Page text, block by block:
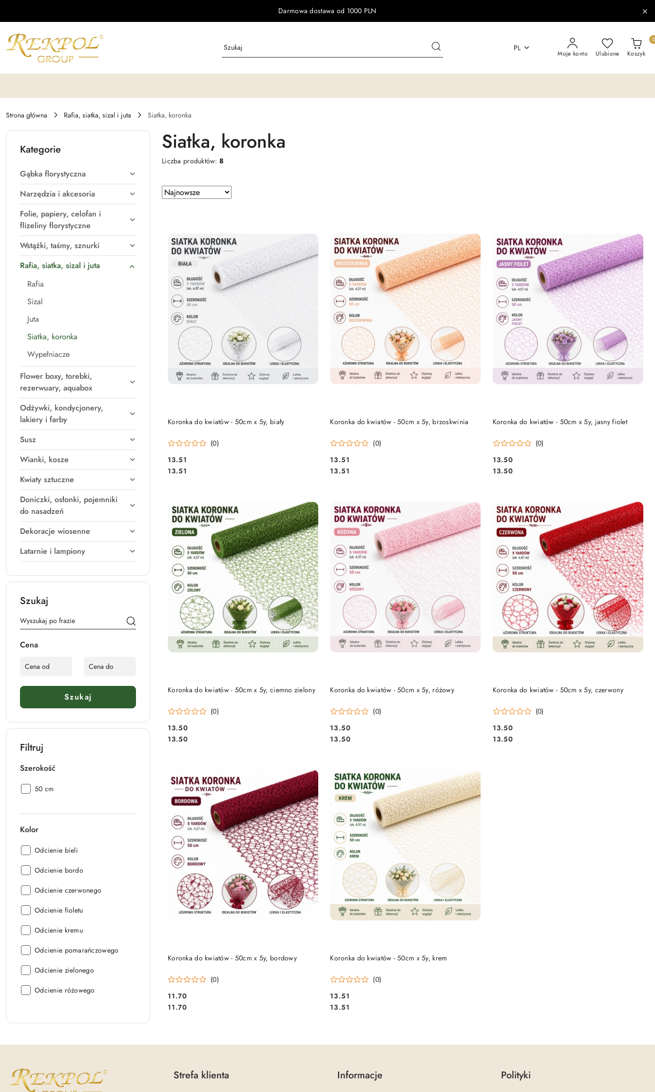
Darmowa dostawa od 1000 PLN
PL
Moje konto Ulubione Koszyk
0
Strona główna Rafia, siatka, sizal i juta Siatka, koronka
Kategorie
Gąbka florystyczna
Narzędzia i akcesoria
Folie, papiery, celofan i
flizeliny florystyczne
Wstążki, taśmy, sznurki
Rafia, siatka, sizal i juta
Rafia
Sizal
Juta
Siatka, koronka
Wypełniacze
Flower boxy, torebki,
rezerwuary, aquabox
Odżywki, kondycjonery,
lakiery i farby
Susz
Wianki, kosze
Kwiaty sztuczne
Doniczki, osłonki, pojemniki
do nasadzeń
Dekoracje wiosenne
Latarnie i lampiony
Szukaj
Cena
Szukaj
Filtruj
Szerokość
Szerokość:
50 cm
Kolor
Kolor:
Odcienie bieli
Kolor:
Odcienie bordo
Kolor:
Odcienie czerwonego
Kolor:
Odcienie fioletu
Kolor:
Odcienie kremu
Kolor:
Odcienie pomarańczowego
Kolor:
Odcienie zielonego
Kolor:
Odcienie różowego
Siatka, koronka
Liczba produktów:8
Zastosowano
sortowanie:
Sortuj
według
Koronka do kwiatów - 50cm x 5y, biały
(0)
Cena:
13.51
Cena:
13.51
DO KOSZYKA Koronka do kwiatów - 50cm x 5y, brzoskwinia
(0)
Cena:
13.51
Cena:
13.51
DO KOSZYKA Koronka do kwiatów - 50cm x 5y, jasny fiolet
(0)
Cena:
13.50
Cena:
13.50
DO KOSZYKA
Koronka do kwiatów - 50cm x 5y, ciemno zielony
(0)
Cena:
13.50
Cena:
13.50
DO KOSZYKA Koronka do kwiatów - 50cm x 5y, różowy
(0)
Cena:
13.50
Cena:
13.50
DO KOSZYKA Koronka do kwiatów - 50cm x 5y, czerwony
(0)
Cena:
13.50
Cena:
13.50
DO KOSZYKA
Koronka do kwiatów - 50cm x 5y, bordowy
(0)
Cena:
11.70
Cena:
11.70
DO KOSZYKA Koronka do kwiatów - 50cm x 5y, krem
(0)
Cena:
13.51
Cena:
13.51
DO KOSZYKA
Strefa klienta Informacje Polityki